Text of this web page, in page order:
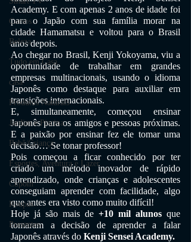
Cursos
Beleza
Tudo em Casa
casa
Produtos Naturais
Jardim e Piscina
Bebê/Criança
Esportes, Aventura e Lazer
Cupom
Roupas
Presentes
Academy. E com apenas 2 anos de idade foi
para o Japão com sua família morar na
cidade Hamamatsu e voltou para o Brasil
anos depois.
Ao chegar no Brasil, Kenji Yokoyama, viu a
oportunidade de trabalhar em grandes
empresas multinacionais, usando o idioma
Japonês como destaque para auxiliar em
transições internacionais.
E, simultaneamente, começou ensinar
Japonês para os amigos e pessoas próximas.
E a paixão por ensinar fez ele tomar uma
decisão… Se tonar professor!
Pois começou a ficar conhecido por ter
criado um método inovador de rápido
aprendizado, onde crianças e adolescentes
conseguiam aprender com facilidade, algo
que antes era visto como muito difícil!
Hoje já são mais de +10 mil alunos que
tomaram a decisão de aprender a falar
Japonês através do Kenji Sensei Academy.